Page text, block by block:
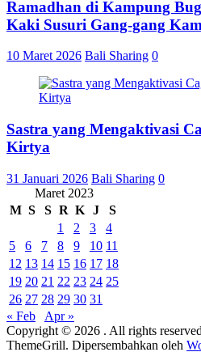
Ramadhan di Kampung
Kaki Susuri Gang-gang
10 Maret 2026 Bali Sharing 0
Sastra yang Mengaktivasi
Kirtya
31 Januari 2026 Bali Sharing 0
Maret 2023
M S S R K J
S
1
2 3
4
5
6 7 8 9 10 11
12 13 14 15 16 17 18
19 20 21 22 23 24 25
26 27 28 29 30 31
« Feb
Apr »
Copyright © 2026 . All rights
ThemeGrill. Dipersembahkan oleh